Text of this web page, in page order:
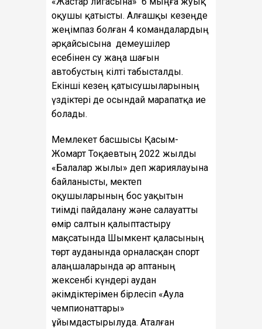
оқушы қатысты. Алғашқы кезеңде
жеңімпаз болған 4 командалардың
әрқайсысына демеушілер
есебінен су жаңа шағын
автобустың кілті табысталды.
Екінші кезең қатысушыларының
үздіктері де осындай марапатқа ие
болады.
Мемлекет басшысы Қасым-
Жомарт Тоқаевтың 2022 жылды
«Балалар жылы» деп жариялауына
байланысты, мектеп
оқушыларының бос уақытын
тиімді пайдалану және салауатты
өмір салтын қалыптастыру
мақсатында Шымкент қаласының
төрт ауданында орналасқан спорт
алаңшаларында әр аптаның
жексенбі күндері аудан
әкімдіктерімен бірлесіп «Аула
чемпионаттары»
ұйымдастырылуда. Аталған